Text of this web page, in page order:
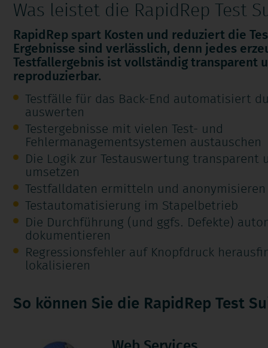
Was leistet die RapidRep Test
RapidRep spart Kosten und reduziert die
Ergebnisse sind verlässlich, denn jedes
Testfallergebnis ist vollständig transparent
reproduzierbar.
Testfälle für das Back-End automatisiert
auswerten
Testergebnisse mit vielen Test- und
Fehlermanagementsystemen austauschen
Die Logik zur Testauswertung transparent
umsetzen
Testfalldaten ermitteln und anonymisieren
Testautomatisierung im Stapelbetrieb
Die Durchführung (und ggfs. Defekte)
dokumentieren
Regressionsfehler auf Knopfdruck
lokalisieren
So können Sie die RapidRep Test